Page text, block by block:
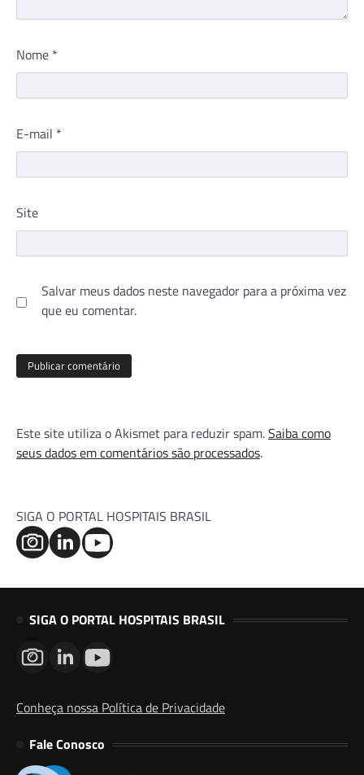
Nome *
E-mail *
Site
Salvar meus dados neste navegador para a próxima vez
que eu comentar.
Este site utiliza o Akismet para reduzir spam.Saiba como
seus dados em comentários são processados.
SIGA O PORTAL HOSPITAIS BRASIL
SIGA O PORTAL HOSPITAIS BRASIL
Conheça nossa Política de Privacidade
Fale Conosco